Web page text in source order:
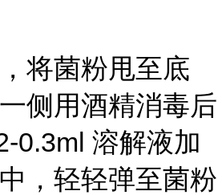
将菌粉甩至底
侧用酒精消毒后
0.3ml 溶解液加
，轻轻弹至菌粉